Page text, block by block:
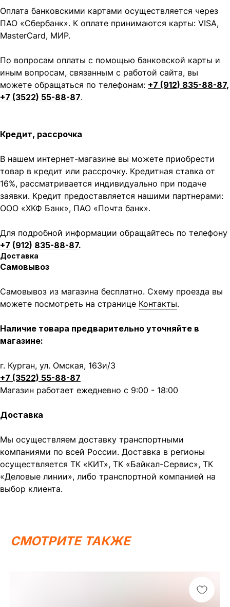
Оплата банковскими картами осуществляется через
ПАО «Сбербанк». К оплате принимаются карты: VISA,
MasterCard, МИР.
По вопросам оплаты с помощью банковской карты и
иным вопросам, связанным с работой сайта, вы
можете обращаться по телефонам: +7 (912) 835-88-87,
+7 (3522) 55-88-87.
Кредит, рассрочка
В нашем интернет-магазине вы можете приобрести
товар в кредит или рассрочку. Кредитная ставка от
16%, рассматривается индивидуально при подаче
заявки. Кредит предоставляется нашими партнерами:
ООО «ХКФ Банк», ПАО «Почта банк».
Для подробной информации обращайтесь по телефону
+7 (912) 835-88-87.
Доставка
Самовывоз
Самовывоз из магазина бесплатно. Схему проезда вы
можете посмотреть на странице Контакты.
Наличие товара предварительно уточняйте в
магазине:
г. Курган, ул. Омская, 163и/3
+7 (3522) 55-88-87
Магазин работает ежедневно с 9:00 - 18:00
Доставка
Мы осуществляем доставку транспортными
компаниями по всей России. Доставка в регионы
осуществляется ТК «КИТ», ТК «Байкал-Сервис», ТК
«Деловые линии», либо транспортной компанией на
выбор клиента.
СМОТРИТЕ ТАКЖЕ